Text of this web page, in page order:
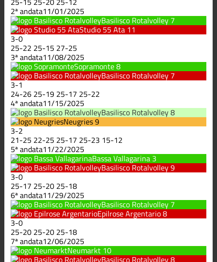
2ª andata11/01/2025
Basilisco Rotalvolley 7
Studio 55 Ata 11
3-0
25-22 25-15 27-25
3ª andata11/08/2025
Sopramonte8
Basilisco Rotalvolley 7
3-1
24-26 25-19 25-17 25-22
4ª andata11/15/2025
Basilisco Rotalvolley8
Neugries9
3-2
21-25 22-25 25-17 25-23 15-12
5ª andata11/22/2025
Bassa Vallagarina 3
Basilisco Rotalvolley9
3-0
25-17 25-20 25-18
6ª andata11/29/2025
Basilisco Rotalvolley 7
Epilrose Argentario8
3-0
25-20 25-20 25-18
7ª andata12/06/2025
Neumarkt 10
Basilisco Rotalvolley8